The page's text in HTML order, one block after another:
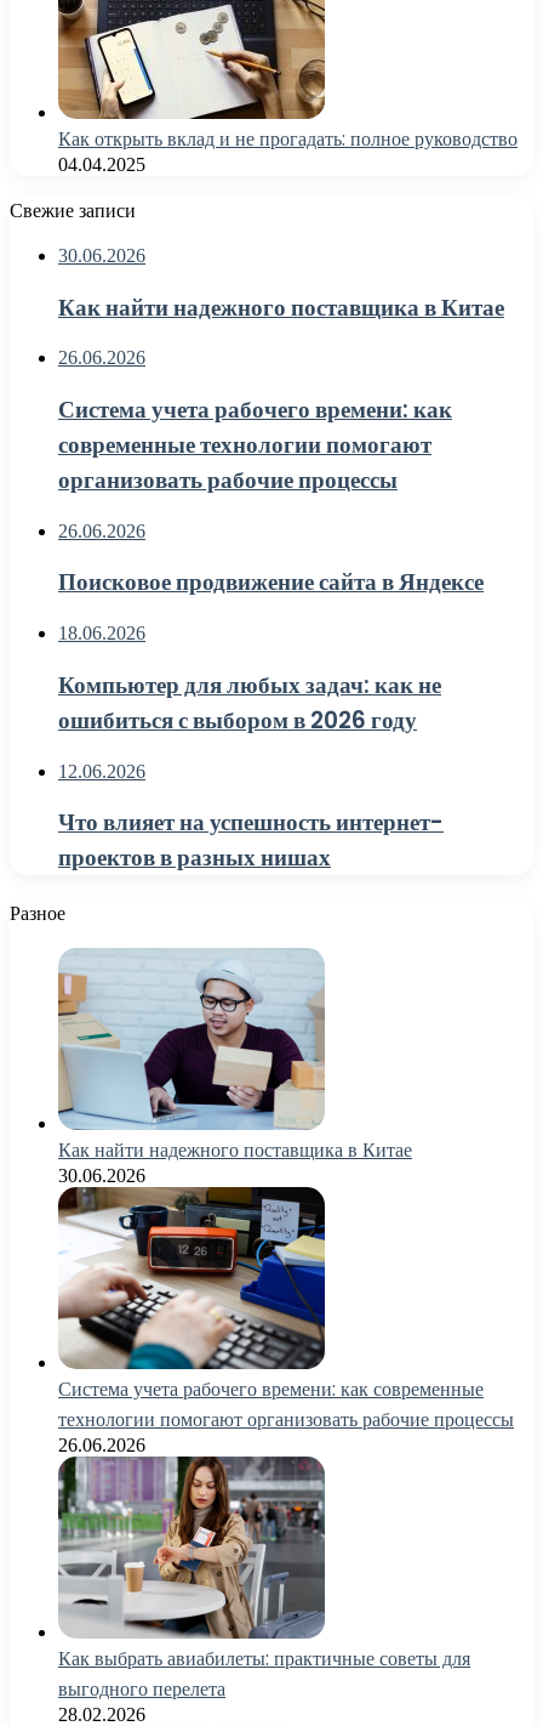
Как открыть вклад и не прогадать: полное руководство
04.04.2025
Свежие записи
30.06.2026
Как найти надежного поставщика в Китае
26.06.2026
Система учета рабочего времени: как
современные технологии помогают
организовать рабочие процессы
26.06.2026
Поисковое продвижение сайта в Яндексе
18.06.2026
Компьютер для любых задач: как не
ошибиться с выбором в 2026 году
12.06.2026
Что влияет на успешность интернет-
проектов в разных нишах
Разное
Как найти надежного поставщика в Китае
30.06.2026
Система учета рабочего времени: как современные
технологии помогают организовать рабочие процессы
26.06.2026
Как выбрать авиабилеты: практичные советы для
выгодного перелета
28.02.2026